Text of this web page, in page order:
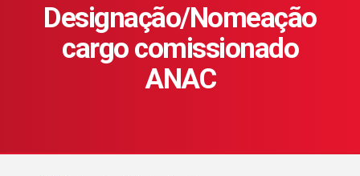
Designação/Nomeação
cargo comissionado
ANAC